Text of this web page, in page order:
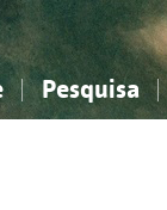
Pesquisa